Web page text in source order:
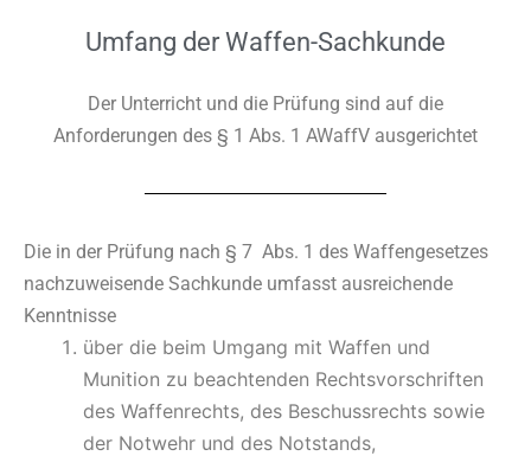
Umfang der Waffen-Sachkunde
Der Unterricht und die Prüfung sind auf die
Anforderungen des § 1 Abs. 1 AWaffV ausgerichtet
Die in der Prüfung nach § 7 Abs. 1 des Waffengesetzes
nachzuweisende Sachkunde umfasst ausreichende
Kenntnisse
über die beim Umgang mit Waffen und
Munition zu beachtenden Rechtsvorschriften
des Waffenrechts, des Beschussrechts sowie
der Notwehr und des Notstands,